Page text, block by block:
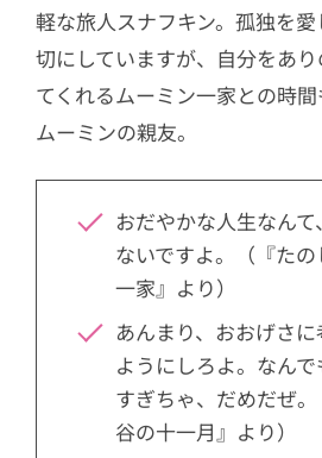
軽な旅人スナフキン。孤独を
切にしていますが、自分をあ
てくれるムーミン一家との時間
ムーミンの親友。
おだやかな人生なん
ないですよ。（『た
一家』より）
あんまり、おおげさ
ようにしろよ。なん
すぎちゃ、だめだぜ
谷の十一月』より）